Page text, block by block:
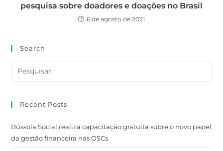
pesquisa sobre doadores e doações no Brasil
6 de agosto de 2021
Search
Recent Posts
Bússola Social realiza capacitação gratuita sobre o novo papel
da gestão financeira nas OSCs